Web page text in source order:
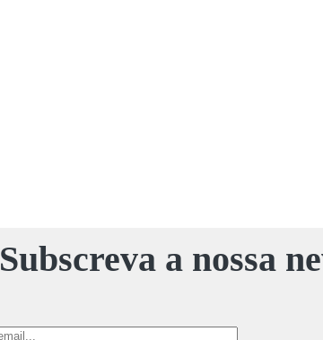
Subscreva a nossa